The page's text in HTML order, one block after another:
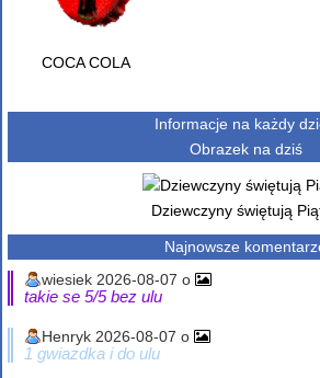
COCA COLA
Informacje na każdy
Obrazek na dziś
Dziewczyny świętują
Najnowsze
wiesiek 2026-08-07 o
takie se 5/5 bez ulu
Henryk 2026-08-07 o
1 gwiazdka i do ulu